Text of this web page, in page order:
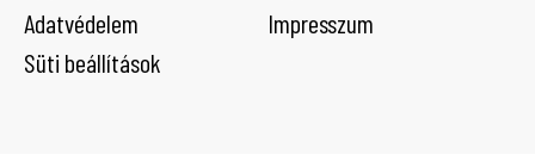
Adatvédelem
Impresszum
Süti beállítások